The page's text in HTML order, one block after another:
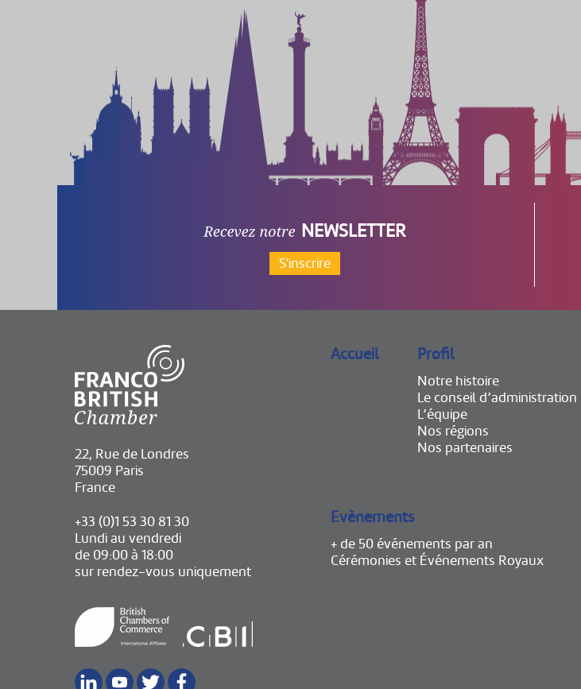
NEWSLETTER
S'inscrire
22, Rue de Londres
75009 Paris
France
+33 (0)1 53 30 81 30
Lundi au vendredi
de 09:00 à 18:00
sur rendez-vous uniquement
Accueil Profil
Notre histoire
Le conseil d’administration
L’équipe
Nos régions
Nos partenaires
Evènements
+ de 50 événements par an
Cérémonies et Événements Royaux